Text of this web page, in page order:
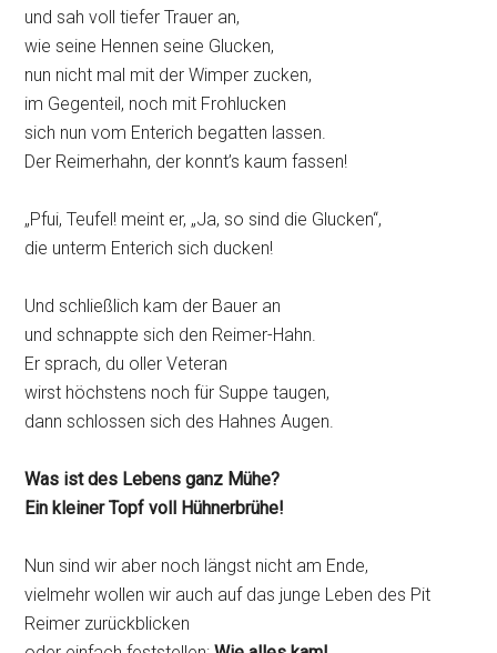
und sah voll tiefer Trauer an,
wie seine Hennen seine Glucken,
nun nicht mal mit der Wimper zucken,
im Gegenteil, noch mit Frohlucken
sich nun vom Enterich begatten lassen.
Der Reimerhahn, der konnt’s kaum fassen!
„Pfui, Teufel! meint er, „Ja, so sind die Glucken“,
die unterm Enterich sich ducken!
Und schließlich kam der Bauer an
und schnappte sich den Reimer-Hahn.
Er sprach, du oller Veteran
wirst höchstens noch für Suppe taugen,
dann schlossen sich des Hahnes Augen.
Was ist des Lebens ganz Mühe?
Ein kleiner Topf voll Hühnerbrühe!
Nun sind wir aber noch längst nicht am Ende,
vielmehr wollen wir auch auf das junge Leben des Pit
Reimer zurückblicken